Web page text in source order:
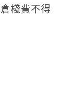
棧費不得